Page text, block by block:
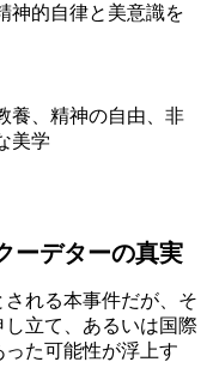
神的自律と美意識を
養、精神の自由、非
美学
ーデターの真実
れる本事件だが、そ
立て、あるいは国際
た可能性が浮上す